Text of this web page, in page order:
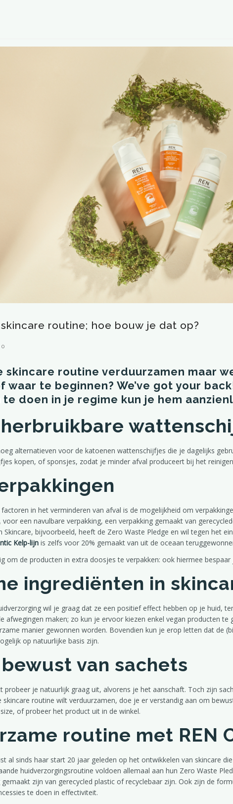
routine; hoe bouw je dat op?
0
skincare routine verduurzamen maar
te beginnen? We’ve got your
te doen in je regime kun je hem
alternatieven voor de katoenen wattenschijfjes die je dagelijks
kopen, of sponsjes, zodat je minder afval produceert bij het
in het verminderen van afval is de mogelijkheid om
een navulbare verpakking, een verpakking gemaakt van
Skincare, bijvoorbeeld, heeft de Zero Waste Pledge en wil tegen het
Kelp-lijn is zelfs voor 20% gemaakt van uit de oceaan
om de producten in extra doosjes te verpakken: ook hiermee bespaar
ingrediënten in
wil je graag dat ze een positief effect hebben op je huid,
afwegingen maken; zo kun je ervoor kiezen enkel vegan producten
manier gewonnen worden. Bovendien kun je erop letten dat de
op natuurlijke basis zijn.
van sachets
probeer je natuurlijk graag uit, alvorens je het aanschaft. Toch zijn
skincare routine wilt verduurzamen, doe je er verstandig aan om
of probeer het product uit in de winkel.
routine met REN
al sinds haar start 20 jaar geleden op het ontwikkelen van skincare
huidverzorgingsroutine voldoen allemaal aan hun Zero Waste
gemaakt zijn van gerecycled plastic of recyclebaar zijn. Ook zijn de
te doen in effectiviteit.